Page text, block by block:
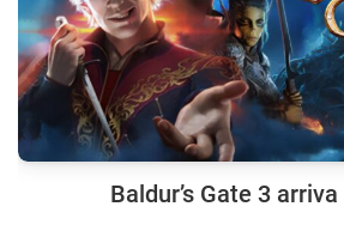
Baldur’s Gate 3